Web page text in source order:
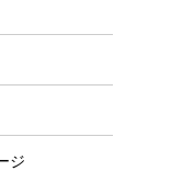
ジ